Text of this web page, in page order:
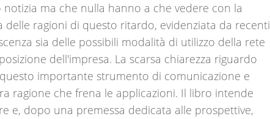
notizia ma che nulla hanno a che vedere con la
ragioni di questo ritardo, evidenziata da recenti
sia delle possibili modalità di utilizzo della rete
dell'impresa. La scarsa chiarezza riguardo
importante strumento di comunicazione e
ragione che frena le applicazioni. Il libro intende
e, dopo una premessa dedicata alle prospettive,